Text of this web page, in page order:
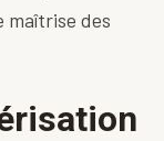
maîtrise des